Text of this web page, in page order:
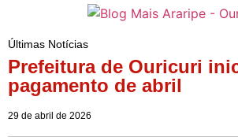
Últimas Notícias
Prefeitura de Ouricuri
pagamento de abril
29 de abril de 2026